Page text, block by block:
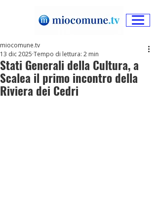
Stati Generali della Cultura, a
Scalea il primo incontro della
Riviera dei Cedri
miocomune.tv
13 dic 2025 Tempo di lettura: 2 min